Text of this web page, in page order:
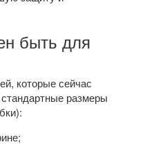
быть для
которые сейчас
размеры